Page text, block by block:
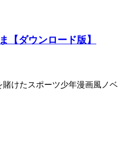
【ダウンロード版】
賭けたスポーツ少年漫画風ノベ